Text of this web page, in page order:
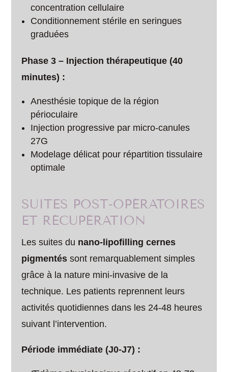
concentration cellulaire
Conditionnement stérile en seringues
graduées
Phase 3 – Injection thérapeutique (40
minutes) :
Anesthésie topique de la région
périoculaire
Injection progressive par micro-canules
27G
Modelage délicat pour répartition tissulaire
optimale
SUITES POST-OPÉRATOIRES
ET RÉCUPÉRATION
Les suites du nano-lipofilling cernes
pigmentés sont remarquablement simples
grâce à la nature mini-invasive de la
technique. Les patients reprennent leurs
activités quotidiennes dans les 24-48 heures
suivant l’intervention.
Période immédiate (J0-J7) :